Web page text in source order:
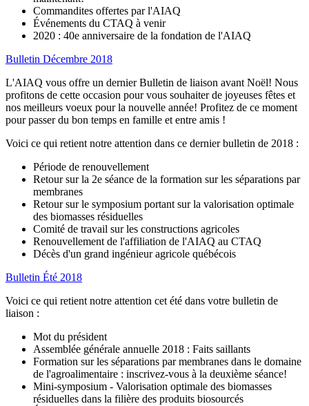
Commandites offertes par l'AIAQ
Événements du CTAQ à venir
2020 : 40e anniversaire de la fondation de l'AIAQ
Bulletin Décembre 2018
L'AIAQ vous offre un dernier Bulletin de liaison avant Noël! Nous
profitons de cette occasion pour vous souhaiter de joyeuses fêtes et
nos meilleurs voeux pour la nouvelle année! Profitez de ce moment
pour passer du bon temps en famille et entre amis !
Voici ce qui retient notre attention dans ce dernier bulletin de 2018 :
Période de renouvellement
Retour sur la 2e séance de la formation sur les séparations par
membranes
Retour sur le symposium portant sur la valorisation optimale
des biomasses résiduelles
Comité de travail sur les constructions agricoles
Renouvellement de l'affiliation de l'AIAQ au CTAQ
Décès d'un grand ingénieur agricole québécois
Bulletin Été 2018
Voici ce qui retient notre attention cet été dans votre bulletin de
liaison :
Mot du président
Assemblée générale annuelle 2018 : Faits saillants
Formation sur les séparations par membranes dans le domaine
de l'agroalimentaire : inscrivez-vous à la deuxième séance!
Mini-symposium - Valorisation optimale des biomasses
résiduelles dans la filière des produits biosourcés